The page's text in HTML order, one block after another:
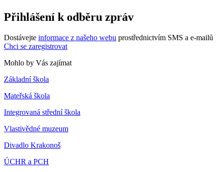
Přihlášení k odběru zpráv
Dostávejte informace z našeho webu prostřednictvím SMS a e-mailů
Chci se zaregistrovat
Mohlo by Vás zajímat
Základní škola
Mateřská škola
Integrovaná střední škola
Vlastivědné muzeum
Divadlo Krakonoš
ÚCHR a PCH